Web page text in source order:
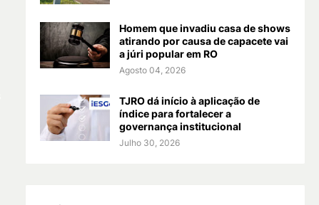
Homem que invadiu casa de shows
atirando por causa de capacete vai
a júri popular em RO
Agosto 04, 2026
TJRO dá início à aplicação de
índice para fortalecer a
governança institucional
Julho 30, 2026